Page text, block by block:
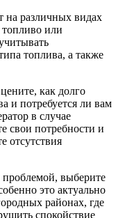
на различных видах
топливо или
топлива, а также
как долго
и потребуется ли вам
в случае
свои потребности и
отсутствия
выберите
это актуально
районах, где
спокойствие